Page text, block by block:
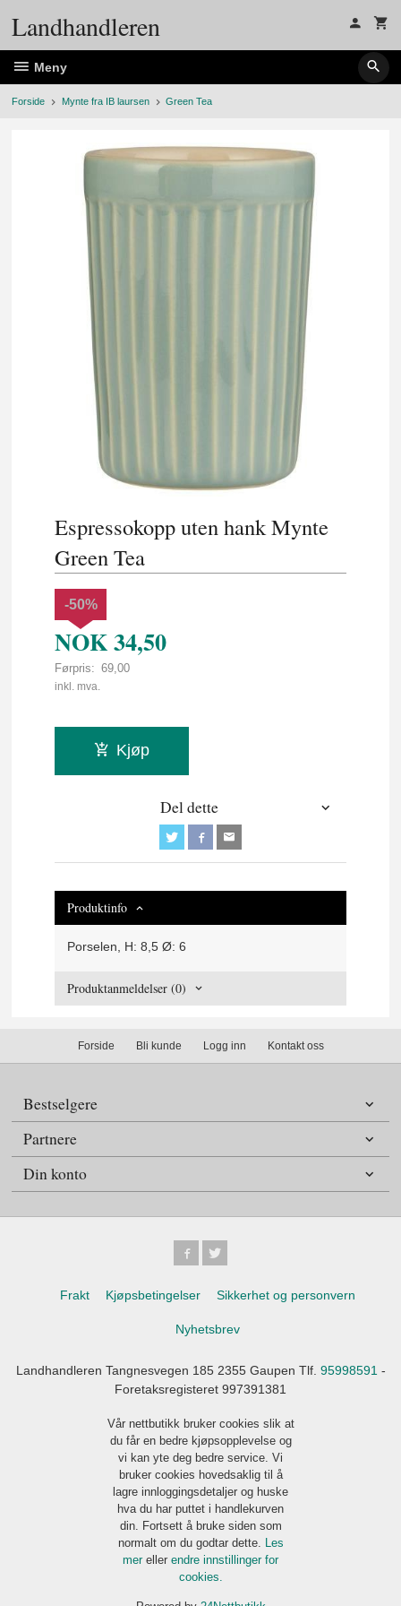
Landhandleren
Meny
Forside Mynte fra IB laursen Green Tea
Espressokopp uten hank Mynte
Green Tea
NOK34,50
Førpris: 69,00
Rabatt
-50%
inkl. mva.
Kjøp
Del dette
Produktinfo
Porselen, H: 8,5 Ø: 6
Produktanmeldelser (0)
Forside Bli kunde Logg inn Kontakt oss
Bestselgere
Partnere
Din konto
Frakt Kjøpsbetingelser Sikkerhet og personvern
Nyhetsbrev
Landhandleren Tangnesvegen 185 2355 Gaupen Tlf. 95998591-
Foretaksregisteret 997391381
Vår nettbutikk bruker cookies slik at
du får en bedre kjøpsopplevelse og
vi kan yte deg bedre service. Vi
bruker cookies hovedsaklig til å
lagre innloggingsdetaljer og huske
hva du har puttet i handlekurven
din. Fortsett å bruke siden som
normalt om du godtar dette.
Les
mer eller endre innstillinger for
cookies.